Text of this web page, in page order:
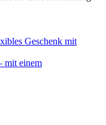
Geschenk mit
mit einem